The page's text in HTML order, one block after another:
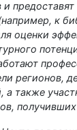
к
оценки
регионов,
а также